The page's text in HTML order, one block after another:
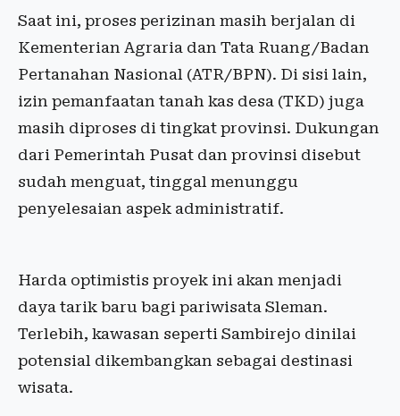
Saat ini, proses perizinan masih berjalan di
Kementerian Agraria dan Tata Ruang/Badan
Pertanahan Nasional (ATR/BPN). Di sisi lain,
izin pemanfaatan tanah kas desa (TKD) juga
masih diproses di tingkat provinsi. Dukungan
dari Pemerintah Pusat dan provinsi disebut
sudah menguat, tinggal menunggu
penyelesaian aspek administratif.
Harda optimistis proyek ini akan menjadi
daya tarik baru bagi pariwisata Sleman.
Terlebih, kawasan seperti Sambirejo dinilai
potensial dikembangkan sebagai destinasi
wisata.